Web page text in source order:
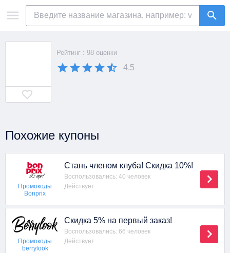
Рейтинг : 98 оценки
4.5
Похожие купоны
Промокоды
Bonprix
Стань членом клуба! Скидка 10%!
Воспользовались: 40 человек
Действует
Промокоды
berrylook
Скидка 5% на первый заказ!
Воспользовались: 66 человек
Действует